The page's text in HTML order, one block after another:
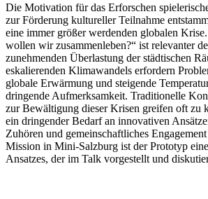
Die Motivation für das Erforschen
zur Förderung kultureller Teilnahme
eine immer größer werdenden globalen
wollen wir zusammenleben?“ ist relevanter
zunehmenden Überlastung der städtischen
eskalierenden Klimawandels erfordern
globale Erwärmung und steigende
dringende Aufmerksamkeit. Traditionelle
zur Bewältigung dieser Krisen greifen oft zu
ein dringender Bedarf an innovativen
Zuhören und gemeinschaftliches
Mission in Mini-Salzburg ist der Prototyp
Ansatzes, der im Talk vorgestellt und